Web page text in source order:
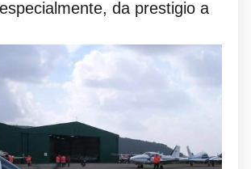
da prestigio a